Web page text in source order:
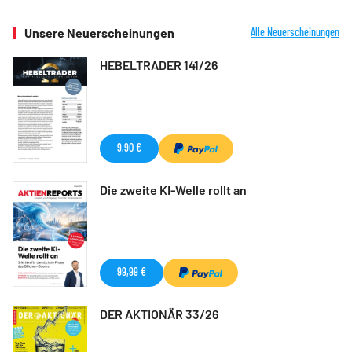
Unsere Neuerscheinungen Alle Neuerscheinungen
HEBELTRADER 141/26
9,90 €
Die zweite KI-Welle rollt an
99,99 €
DER AKTIONÄR 33/26